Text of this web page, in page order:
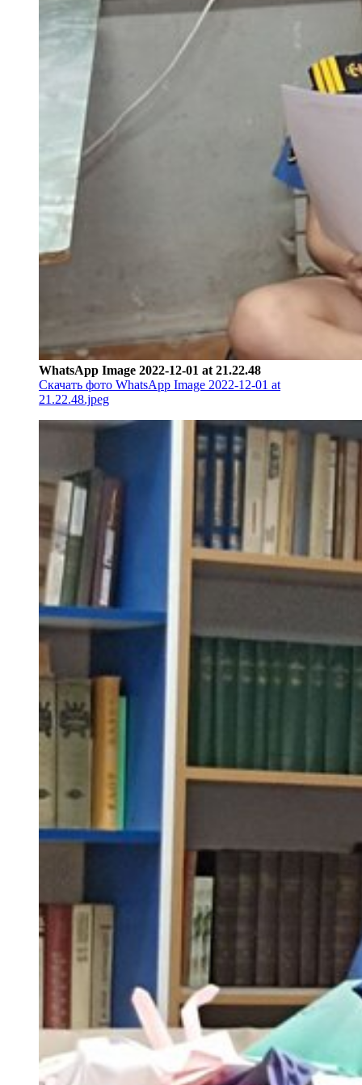
WhatsApp Image 2022-12-01 at 21.22.48
Скачать фото WhatsApp Image 2022-12-01 at
21.22.48.jpeg